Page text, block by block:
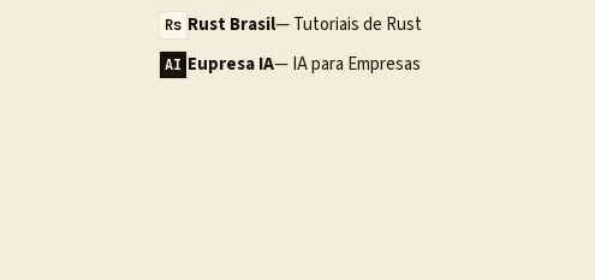
Rs Rust Brasil— Tutoriais de Rust
AI Eupresa IA— IA para Empresas